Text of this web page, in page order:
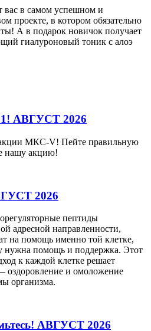
в самом успешном и
проекте, в котором обязательно
А в подарок новичок получает
гиалуроновый тоник с алоэ
АВГУСТ 2026
акции МКС-V! Пейте правильную
нашу акцию!
2026
пептиды
адресной направленности,
на помощь именно той клетке,
нужна помощь и поддержка. Этот
к каждой клетке решает
оздоровление и омоложение
организма.
АВГУСТ 2026